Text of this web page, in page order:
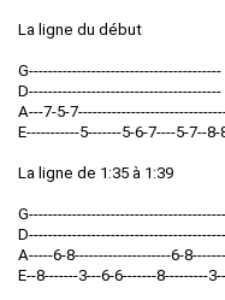
La ligne du début
G----------------------------------------
D----------------------------------------
A---7-5-
E-----------5-------5-6-7----5-7--8-
La ligne de 1:35 à 1:39
A-----6-8--------------------6-
E--8-------3---6-6-------8---------